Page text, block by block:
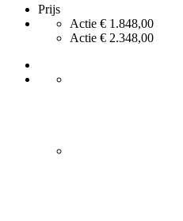
Prijs
Actie € 1.848,00
Actie € 2.348,00